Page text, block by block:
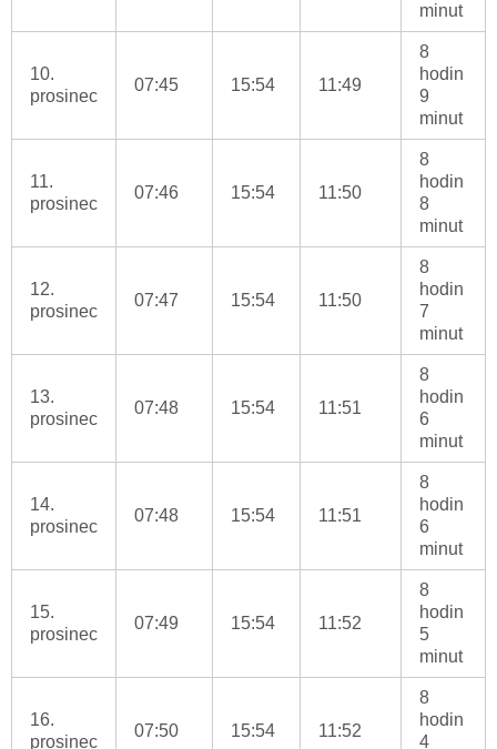
minut
10.
prosinec
07:45 15:54 11:49
8
hodin
9
minut
11.
prosinec
07:46 15:54 11:50
8
hodin
8
minut
12.
prosinec
07:47 15:54 11:50
8
hodin
7
minut
13.
prosinec
07:48 15:54 11:51
8
hodin
6
minut
14.
prosinec
07:48 15:54 11:51
8
hodin
6
minut
15.
prosinec
07:49 15:54 11:52
8
hodin
5
minut
16.
prosinec
07:50 15:54 11:52
8
hodin
4